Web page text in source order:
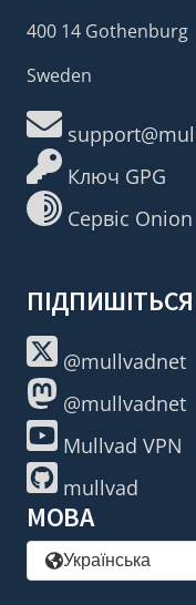
400 14 Gothenburg
Sweden
Ключ GPG
Сервіс Onion
@mullvadnet
@mullvadnet
Mullvad VPN
mullvad
МОВА
Українська